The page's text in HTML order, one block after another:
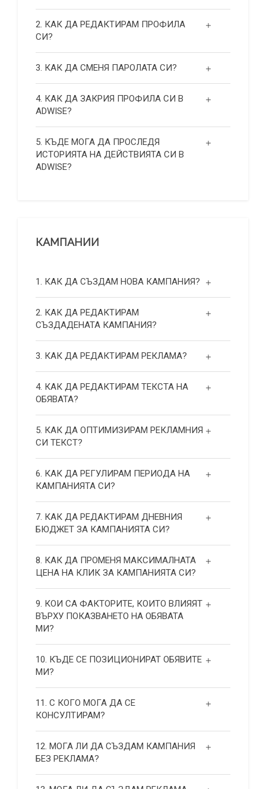
2. КАК ДА РЕДАКТИРАМ ПРОФИЛА
СИ?
3. КАК ДА СМЕНЯ ПАРОЛАТА СИ?
4. КАК ДА ЗАКРИЯ ПРОФИЛА СИ В
ADWISE?
5. КЪДЕ МОГА ДА ПРОСЛЕДЯ
ИСТОРИЯТА НА ДЕЙСТВИЯТА СИ В
ADWISE?
КАМПАНИИ
1. КАК ДА СЪЗДАМ НОВА КАМПАНИЯ?
2. КАК ДА РЕДАКТИРАМ
СЪЗДАДЕНАТА КАМПАНИЯ?
3. КАК ДА РЕДАКТИРАМ РЕКЛАМА?
4. КАК ДА РЕДАКТИРАМ ТЕКСТА НА
ОБЯВАТА?
5. КАК ДА ОПТИМИЗИРАМ РЕКЛАМНИЯ
СИ ТЕКСТ?
6. КАК ДА РЕГУЛИРАМ ПЕРИОДА НА
КАМПАНИЯТА СИ?
7. КАК ДА РЕДАКТИРАМ ДНЕВНИЯ
БЮДЖЕТ ЗА КАМПАНИЯТА СИ?
8. КАК ДА ПРОМЕНЯ МАКСИМАЛНАТА
ЦЕНА НА КЛИК ЗА КАМПАНИЯТА СИ?
9. КОИ СА ФАКТОРИТЕ, КОИТО ВЛИЯЯТ
ВЪРХУ ПОКАЗВАНЕТО НА ОБЯВАТА
МИ?
10. КЪДЕ СЕ ПОЗИЦИОНИРАТ ОБЯВИТЕ
МИ?
11. С КОГО МОГА ДА СЕ
КОНСУЛТИРАМ?
12. МОГА ЛИ ДА СЪЗДАМ КАМПАНИЯ
БЕЗ РЕКЛАМА?